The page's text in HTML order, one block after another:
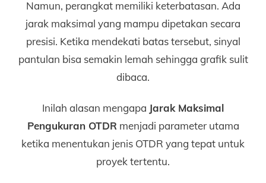
Namun, perangkat memiliki keterbatasan. Ada
jarak maksimal yang mampu dipetakan secara
presisi. Ketika mendekati batas tersebut, sinyal
pantulan bisa semakin lemah sehingga grafik sulit
dibaca.
Inilah alasan mengapa Jarak Maksimal
Pengukuran OTDR menjadi parameter utama
ketika menentukan jenis OTDR yang tepat untuk
proyek tertentu.